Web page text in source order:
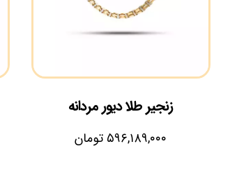
زنجیر طلا دیور مردانه
۵۹۶,۱۸۹,۰۰۰ تومان